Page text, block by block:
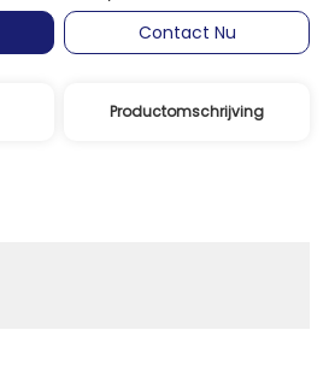
Contact Nu
Productomschrijving